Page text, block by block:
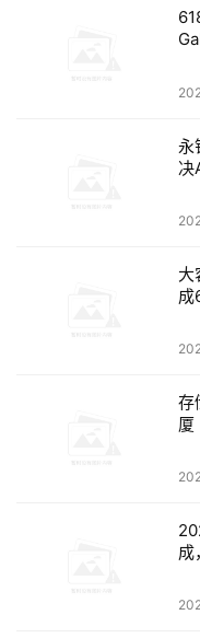
Modeler可帮助企业发
它们与相关的企业资产
势。Unisys实时
Consolidation
地点到任一地点
Chargeback能够提供
虚拟环境和非虚拟环
企业虚拟化解决方
使用VMware
虚拟的实施，以及资
企业编排：从多样
Unisys 企业编排解
永
决
大
成
存
厦
成